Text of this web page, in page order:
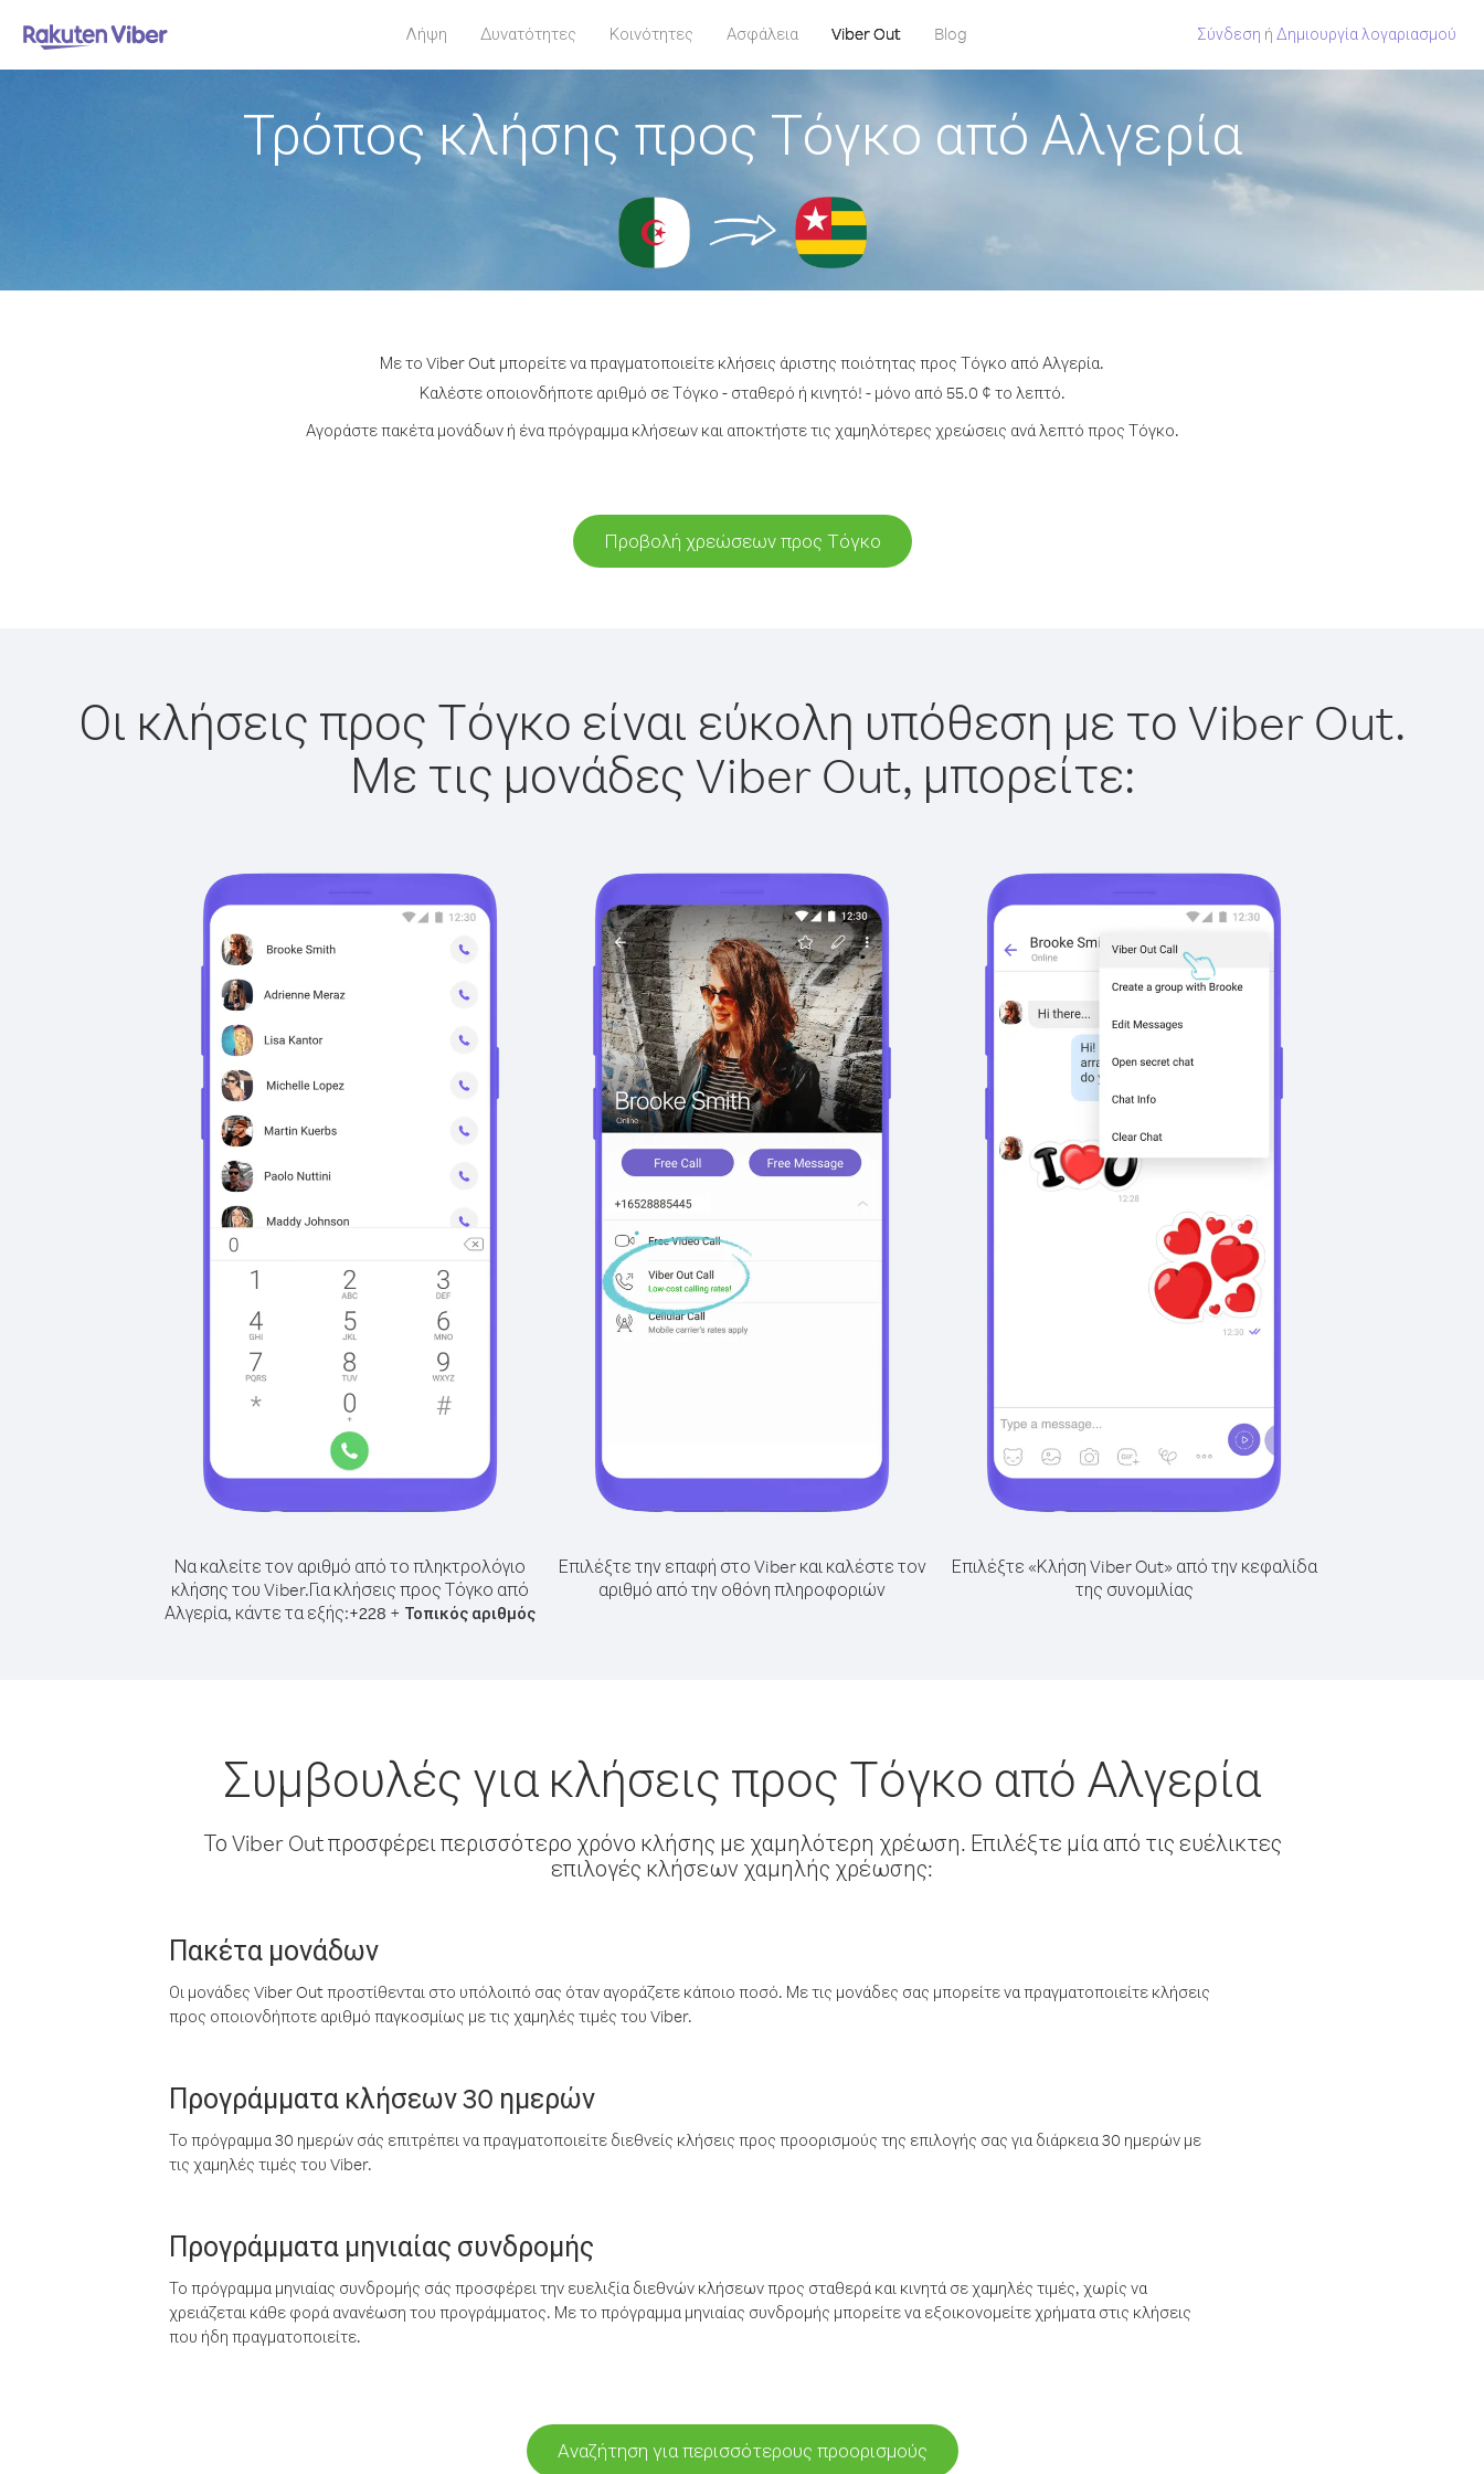
Λήψη Δυνατότητες Κοινότητες Ασφάλεια Viber Out Blog Σύνδεση ή Δημιουργία λογαριασμού
Τρόπος κλήσης προς Τόγκο από Αλγερία
Με το Viber Out μπορείτε να πραγματοποιείτε κλήσεις άριστης ποιότητας προς Τόγκο από Αλγερία.
Καλέστε οποιονδήποτε αριθμό σε Τόγκο - σταθερό ή κινητό! - μόνο από 55.0 ¢ το λεπτό.
Αγοράστε πακέτα μονάδων ή ένα πρόγραμμα κλήσεων και αποκτήστε τις χαμηλότερες χρεώσεις ανά λεπτό προς Τόγκο.
Προβολή χρεώσεων προς Τόγκο
Οι κλήσεις προς Τόγκο είναι εύκολη υπόθεση με το Viber Out.
Με τις μονάδες Viber Out, μπορείτε:
Να καλείτε τον αριθμό από το πληκτρολόγιο
κλήσης του Viber.Για κλήσεις προς Τόγκο από
Αλγερία, κάντε τα εξής:+228 + Τοπικός αριθμός
Επιλέξτε την επαφή στο Viber και καλέστε τον
αριθμό από την οθόνη πληροφοριών
Επιλέξτε «Κλήση Viber Out» από την κεφαλίδα
της συνομιλίας
Συμβουλές για κλήσεις προς Τόγκο από Αλγερία
Το Viber Out προσφέρει περισσότερο χρόνο κλήσης με χαμηλότερη χρέωση. Επιλέξτε μία από τις ευέλικτες
επιλογές κλήσεων χαμηλής χρέωσης:
Πακέτα μονάδων
Οι μονάδες Viber Out προστίθενται στο υπόλοιπό σας όταν αγοράζετε κάποιο ποσό. Με τις μονάδες σας μπορείτε να πραγματοποιείτε κλήσεις
προς οποιονδήποτε αριθμό παγκοσμίως με τις χαμηλές τιμές του Viber.
Προγράμματα κλήσεων 30 ημερών
Το πρόγραμμα 30 ημερών σάς επιτρέπει να πραγματοποιείτε διεθνείς κλήσεις προς προορισμούς της επιλογής σας για διάρκεια 30 ημερών με
τις χαμηλές τιμές του Viber.
Προγράμματα μηνιαίας συνδρομής
Το πρόγραμμα μηνιαίας συνδρομής σάς προσφέρει την ευελιξία διεθνών κλήσεων προς σταθερά και κινητά σε χαμηλές τιμές, χωρίς να
χρειάζεται κάθε φορά ανανέωση του προγράμματος. Με το πρόγραμμα μηνιαίας συνδρομής μπορείτε να εξοικονομείτε χρήματα στις κλήσεις
που ήδη πραγματοποιείτε.
Αναζήτηση για περισσότερους προορισμούς